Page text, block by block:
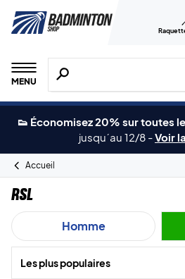
MENU
Recherche de produits,
👟 Économisez 20% sur toutes
jusqu´au 12/8 -Voir
Accueil
RSL
Homme
Les plus populaires